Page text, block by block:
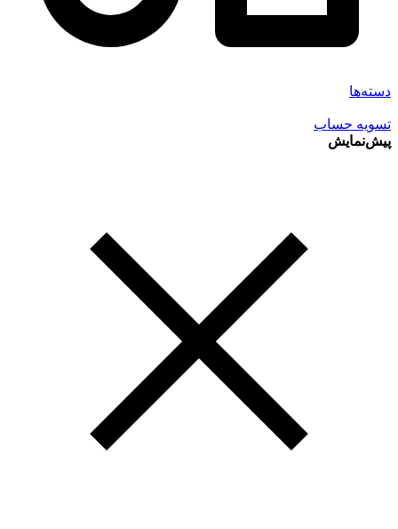
دسته‌ها
تسویه حساب
پیش‌نمایش